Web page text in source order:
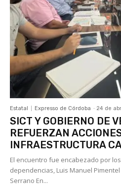
Estatal Expresso de Córdoba - 24 de
SICT Y GOBIERNO DE
REFUERZAN
INFRAESTRUCTURA
El encuentro fue encabezado por
dependencias, Luis Manuel
Serrano En...